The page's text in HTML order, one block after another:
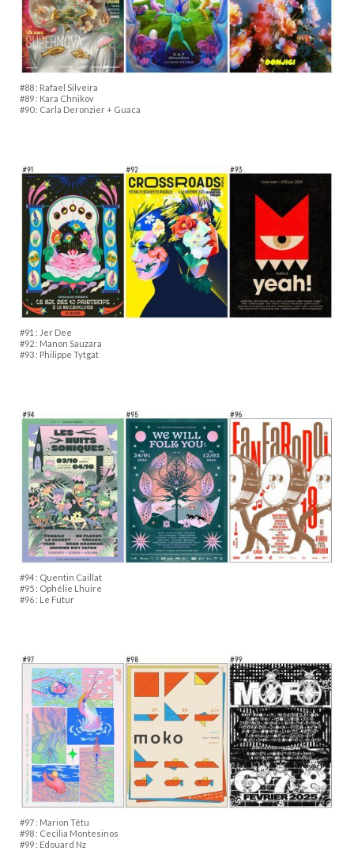
#88 : Rafael Silveira
#89 : Kara Chnikov
#90 : Carla Deronzier + Guaca
#91 : Jer Dee
#92 : Manon Sauzara
#93 : Philippe Tytgat
#94 : Quentin Caillat
#95 : Ophélie Lhuire
#96 : Le Futur
#97 : Marion Têtu
#98 : Cecilia Montesinos
#99 : Edouard Nz